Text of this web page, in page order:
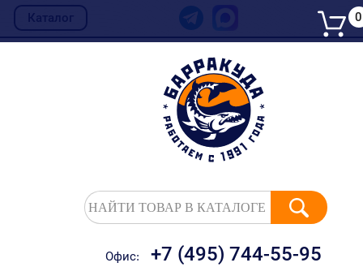
Каталог
НАЙТИ ТОВАР В КАТАЛОГЕ
Офис: +7 (495) 744-55-95
0